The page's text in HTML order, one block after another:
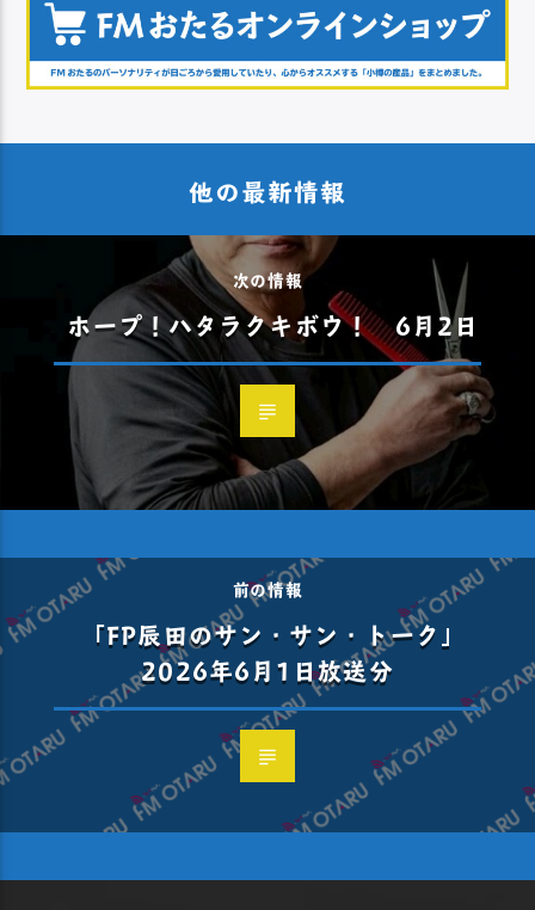
他の最新情報
次の情報
ホープ！ハタラクキボウ！ 6月2日
前の情報
「FP辰田のサン・サン・トーク」
2026年6月1日放送分